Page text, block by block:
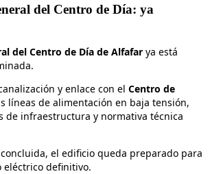
del Centro de Día: ya
del Centro de Día de Alfafar ya está
y enlace con el Centro de
líneas de alimentación en baja tensión,
de infraestructura y normativa técnica
el edificio queda preparado para
definitivo.